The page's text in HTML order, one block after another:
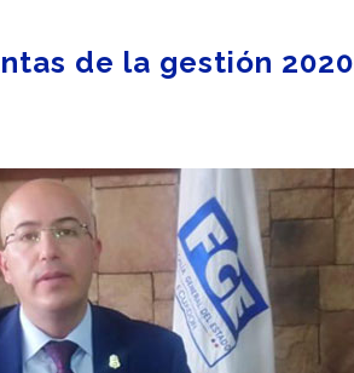
de la gestión 2020